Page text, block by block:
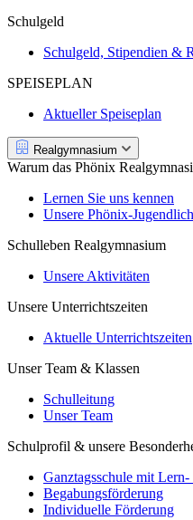
Schulgeld
Schulgeld, Stipendien &
SPEISEPLAN
Aktueller Speiseplan
Realgymnasium
Warum das Phönix
Lernen Sie uns kennen
Unsere Phönix-
Schulleben Realgymnasium
Unsere Aktivitäten
Unsere Unterrichtszeiten
Aktuelle Unterrichtszeiten
Unser Team & Klassen
Schulleitung
Unser Team
Schulprofil & unsere
Ganztagsschule mit
Begabungsförderung
Individuelle Förderung